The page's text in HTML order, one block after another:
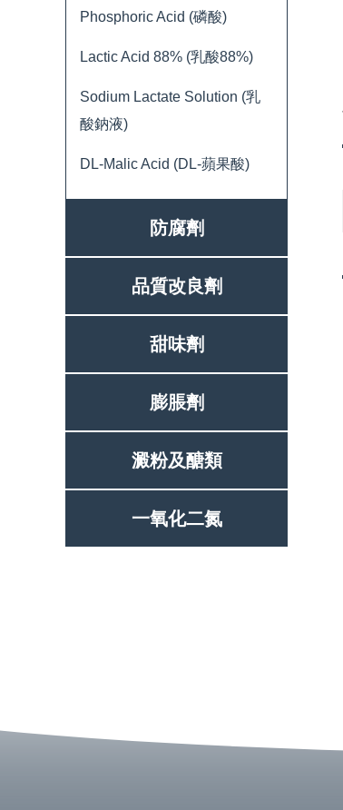
Phosphoric Acid (磷酸)
Lactic Acid 88% (乳酸88%)
Sodium Lactate Solution (乳
酸鈉液)
DL-Malic Acid (DL-蘋果酸)
防腐劑
品質改良劑
甜味劑
膨脹劑
澱粉及醣類
一氧化二氮